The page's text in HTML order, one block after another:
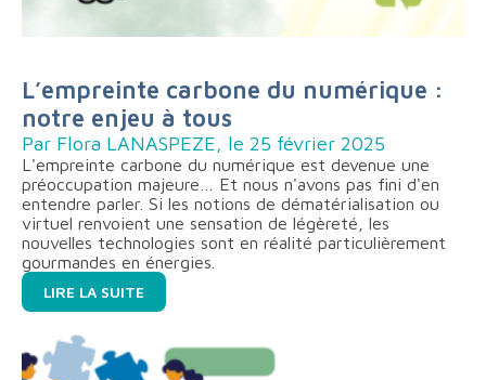
L’empreinte carbone du numérique :
notre enjeu à tous
Par Flora LANASPEZE, le 25 février 2025
L'empreinte carbone du numérique est devenue une
préoccupation majeure… Et nous n'avons pas fini d'en
entendre parler. Si les notions de dématérialisation ou
virtuel renvoient une sensation de légèreté, les
nouvelles technologies sont en réalité particulièrement
gourmandes en énergies.
LIRE LA SUITE